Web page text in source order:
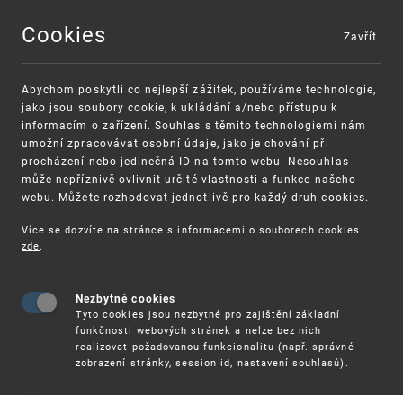
MENU
VAROVÁNÍ
Finanční podpora
Cookies
Abychom poskytli co nejlepší zážitek, používáme technologie,
jako jsou soubory cookie, k ukládání a/nebo přístupu k
informacím o zařízení. Souhlas s těmito technologiemi nám
umožní zpracovávat osobní údaje, jako je chování při
procházení nebo jedinečná ID na tomto webu. Nesouhlas
může nepříznivě ovlivnit určité vlastnosti a funkce našeho
webu. Můžete rozhodovat jednotlivě pro každý druh cookies.
Více se dozvíte na stránce s informacemi o souborech cookies
zde.
Nezbytné cookies
Tyto cookies jsou nezbytné pro zajištění základní
funkčnosti webových stránek a nelze bez nich
realizovat požadovanou funkcionalitu (např. správné
zobrazení stránky, session id, nastavení souhlasů).
Zavřít